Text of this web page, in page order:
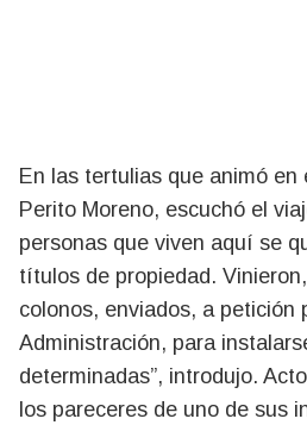
En las tertulias que animó en
Perito Moreno, escuchó el
personas que viven aquí se
títulos de propiedad.
colonos, enviados, a petición
Administración, para
determinadas”, introdujo.
los pareceres de uno de sus